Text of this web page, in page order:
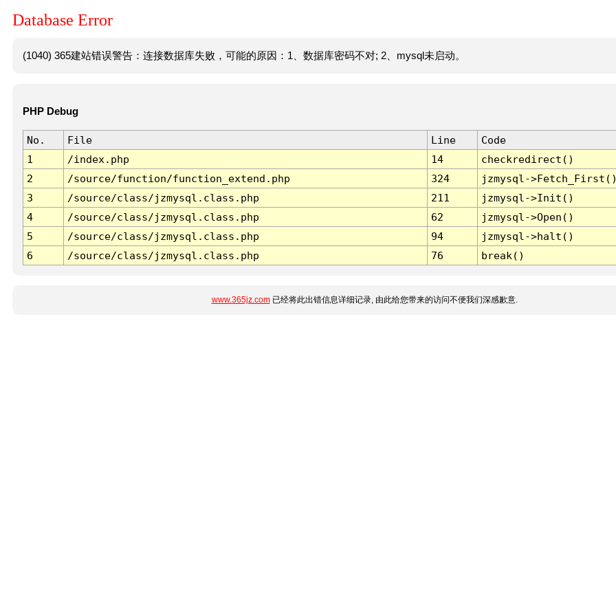
Database Error
(1040) 365建站错误警告：连接数据库失败，可能的原因：1、数据库密码不对; 2、mysql未启动。
PHP Debug
No. File Line
Code
1
/index.php 14
checkredirect()
2
/source/function/function_extend.php 324
jzmysql-
3
/source/class/jzmysql.class.php 211
jzmysql->Init()
4
/source/class/jzmysql.class.php 62
jzmysql->Open()
5
/source/class/jzmysql.class.php 94
jzmysql->halt()
6
/source/class/jzmysql.class.php 76 break()
www.365jz.com已经将此出错信息详细记录, 由此给您带来的访问不便我们深感歉意.